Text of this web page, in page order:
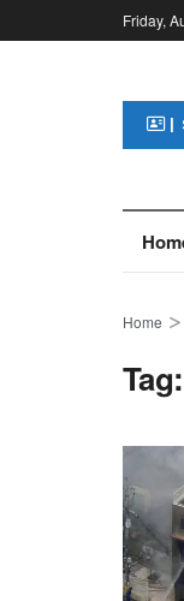
Friday,
Home